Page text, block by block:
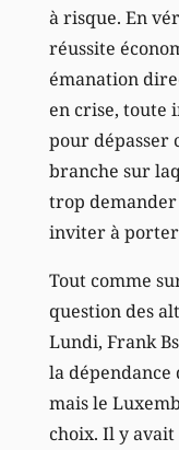
à risque. En
réussite
émanation
en crise, toute
pour dépasser
branche sur
trop demander
inviter à
Tout comme
question des
Lundi, Frank
la dépendance
mais le
choix. Il y avait